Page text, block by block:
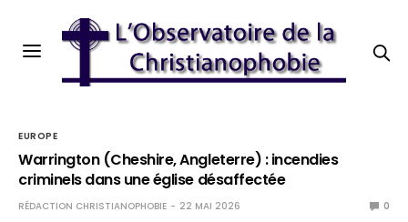
EUROPE
Warrington (Cheshire, Angleterre) : incendies
criminels dans une église désaffectée
RÉDACTION CHRISTIANOPHOBIE 22 MAI 2026 0